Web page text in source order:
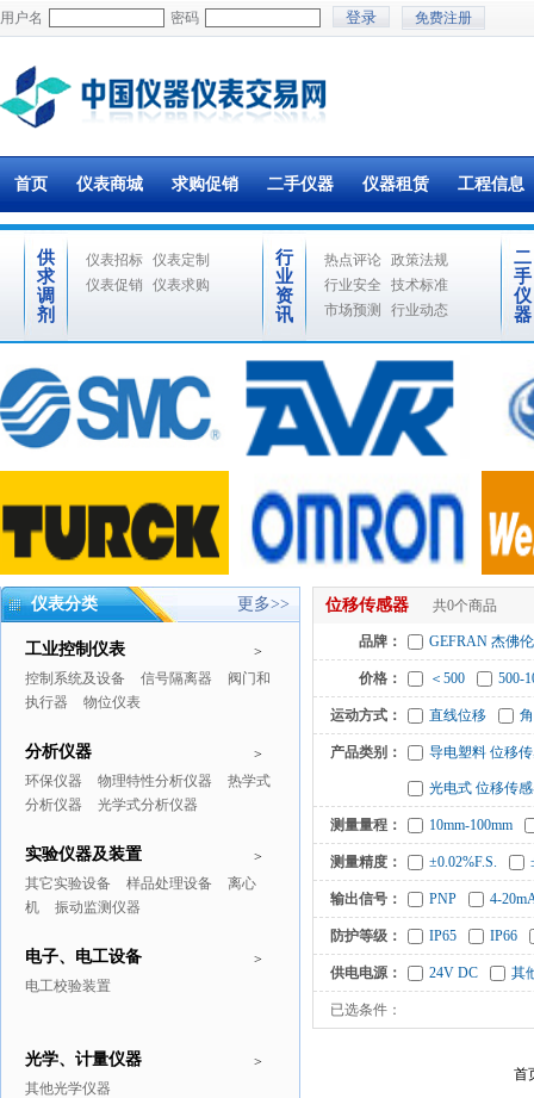
用户名 密码 免费注册
首页 仪表商城 求购促销 二手仪器 仪器租赁 工程信息
供
求
调
剂
仪表招标 仪表定制
仪表促销
仪表求购
行
业
资
讯
热点评论 政策法规
行业安全
技术标准
市场预测
行业动态
二
手
仪
器
仪表分类 更多>>
>
工业控制仪表
控制系统及设备 信号隔离器
阀门和
执行器
物位仪表
>
分析仪器
环保仪器 物理特性分析仪器
热学式
分析仪器
光学式分析仪器
>
实验仪器及装置
其它实验设备 样品处理设备
离心
机
振动监测仪器
>
电子、电工设备
电工校验装置
>
光学、计量仪器
其他光学仪器
位移传感器 共0个商品
品牌： GEFRAN 杰佛伦
价格： ＜500 500-
运动方式： 直线位移
产品类别： 导电塑料 位移
光电式 位移传
测量量程： 10mm-100mm
测量精度： ±0.02%F.S.
输出信号： PNP 4-
防护等级： IP65 IP66
供电电源： 24V DC 其
已选条件：
首